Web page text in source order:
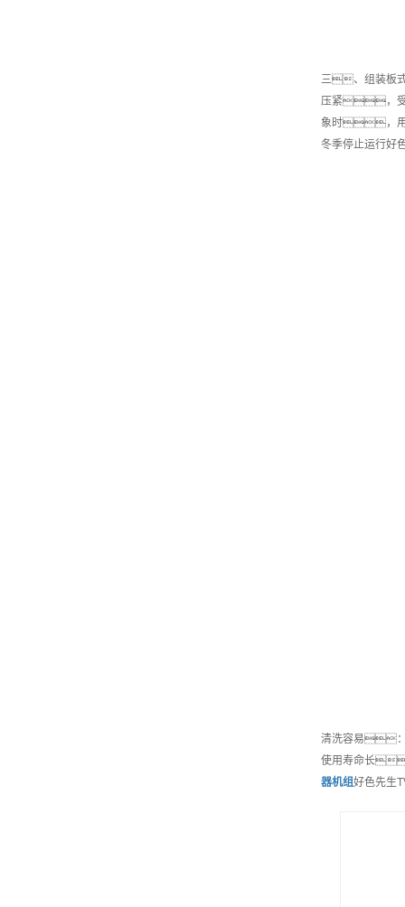
三、组装板
压紧，受
象时，用
冬季停止运行
清洗容易
使用寿命长
器机组好色先生